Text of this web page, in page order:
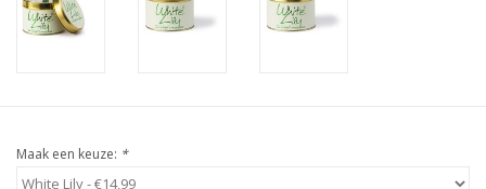
Maak een keuze: *